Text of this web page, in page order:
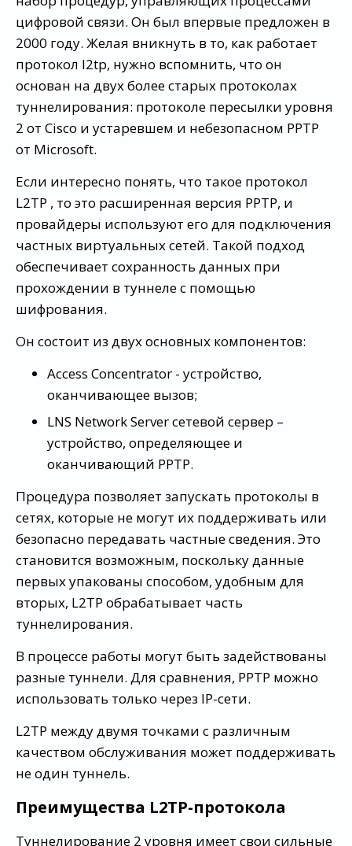
цифровой связи. Он был впервые предложен в
2000 году. Желая вникнуть в то, как работает
протокол l2tp, нужно вспомнить, что он
основан на двух более старых протоколах
туннелирования: протоколе пересылки уровня
2 от Cisco и устаревшем и небезопасном PPTP
от Microsoft.
Если интересно понять, что такое протокол
L2TP , то это расширенная версия РРТР, и
провайдеры используют его для подключения
частных виртуальных сетей. Такой подход
обеспечивает сохранность данных при
прохождении в туннеле с помощью
шифрования.
Он состоит из двух основных компонентов:
Access Concentrator - устройство,
оканчивающее вызов;
LNS Network Server сетевой сервер –
устройство, определяющее и
оканчивающий PPTP.
Процедура позволяет запускать протоколы в
сетях, которые не могут их поддерживать или
безопасно передавать частные сведения. Это
становится возможным, поскольку данные
первых упакованы способом, удобным для
вторых, L2TP обрабатывает часть
туннелирования.
В процессе работы могут быть задействованы
разные туннели. Для сравнения, РРТР можно
использовать только через IP-сети.
L2TP между двумя точками с различным
качеством обслуживания может поддерживать
не один туннель.
Преимущества L2TP-протокола
Туннелирование 2 уровня имеет свои сильные